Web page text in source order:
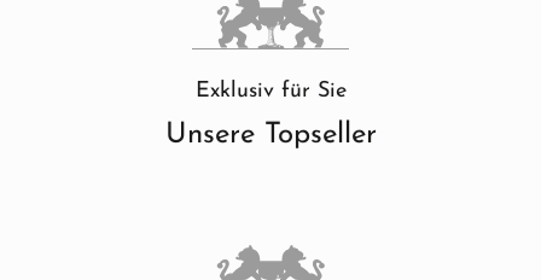
Exklusiv für Sie
Unsere Topseller